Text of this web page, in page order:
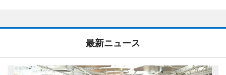
最新ニュース